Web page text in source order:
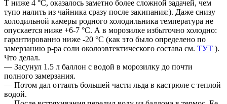
Т ниже 4 °C, оказалось заметно более сложной задачей, чем
тупо налить из чайника сразу после закипания:). Даже снизу
холодильной камеры родного холодильника температура не
опускается ниже +6-7 °C. А в морозилке избыточно холодно:
гарантированно ниже -20 °C (как это было определено по
замерзанию р-ра соли околоэвтектического состава см. ТУТ ).
Что делал.
— Засунул 1.5 л баллон с водой в морозилку до почти
полного замерзания.
— Потом дал оттаять большей части льда в кастрюле с теплой
водой.